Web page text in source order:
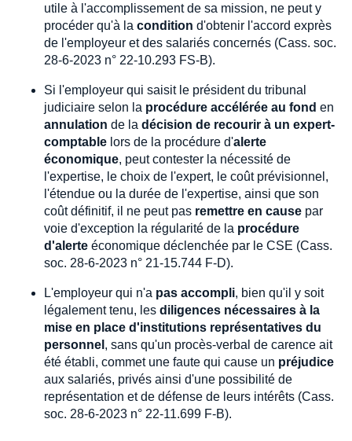
utile à l'accomplissement de sa mission, ne peut y
procéder qu'à la condition d'obtenir l'accord exprès
de l'employeur et des salariés concernés (Cass. soc.
28-6-2023 n° 22-10.293 FS-B).
Si l'employeur qui saisit le président du tribunal
judiciaire selon la procédure accélérée au fond en
annulation de la décision de recourir à un expert-
comptable lors de la procédure d'alerte
économique, peut contester la nécessité de
l'expertise, le choix de l'expert, le coût prévisionnel,
l'étendue ou la durée de l'expertise, ainsi que son
coût définitif, il ne peut pas remettre en cause par
voie d'exception la régularité de la procédure
d'alerte économique déclenchée par le CSE (Cass.
soc. 28-6-2023 n° 21-15.744 F-D).
L'employeur qui n'a pas accompli, bien qu'il y soit
légalement tenu, les diligences nécessaires à la
mise en place d'institutions représentatives du
personnel , sans qu'un procès-verbal de carence ait
été établi, commet une faute qui cause un préjudice
aux salariés, privés ainsi d'une possibilité de
représentation et de défense de leurs intérêts (Cass.
soc. 28-6-2023 n° 22-11.699 F-B).